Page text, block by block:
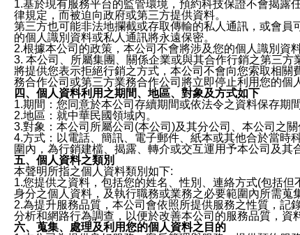
1.基於現有服務平台的監管環境，預約科技保證不會揭
律規定，而被迫向政府或第三方提供資料。
第三方也可能非法地攔截或存取傳輸的私人通訊，或會
的個人識別資料或私人通訊將永遠保密。
2.根據本公司的政策，本公司不會將涉及您的個人識別資
3. 本公司、所屬集團、關係企業或與其合作行銷之第三
將提供您表示拒絕行銷之方式，本公司不會向您索取相
務合作公司或第三方業務合作公司將立即停止利用您的個
四、個人資料利用之期間、地區、對象及方式如下
1.期間：您同意於本公司存續期間或依法令之資料保存期
2.地區：就中華民國領域內。
3.對象：本公司所屬公司(本公司)及其分公司、本公司之
4.方式：以電話、簡訊、電子郵件、紙本或其他合於當時
圍內，為行銷建檔、揭露、轉介或交互運用予本公司及其
五、個人資料之類別
本聲明所指之個人資料類別如下:
1.您提供之資料，包括您的姓名、性別、連絡方式(包括
身分之個人資料，及執行職務或業務之必要範圍內所需蒐
2.為提升服務品質，本公司會依照所提供服務之性質，
分析和網路行為調查，以便於改善本公司的服務品質，資
六、蒐集、處理及利用您的個人資料之目的